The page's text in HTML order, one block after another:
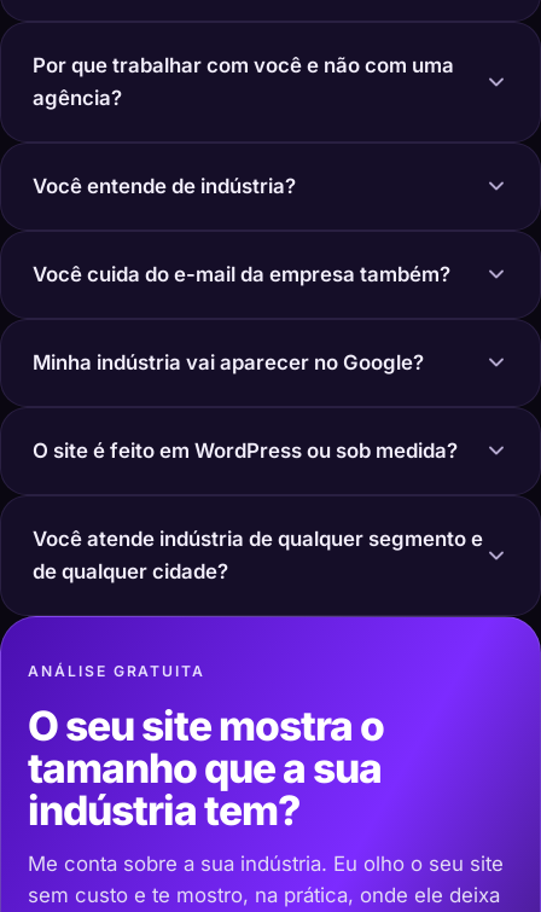
Por que trabalhar com você e não com uma
agência?
Você entende de indústria?
Você cuida do e-mail da empresa também?
Minha indústria vai aparecer no Google?
O site é feito em WordPress ou sob medida?
Você atende indústria de qualquer segmento e
de qualquer cidade?
ANÁLISE GRATUITA
O seu site mostra o
tamanho que a sua
indústria tem?
Me conta sobre a sua indústria. Eu olho o seu site
sem custo e te mostro, na prática, onde ele deixa